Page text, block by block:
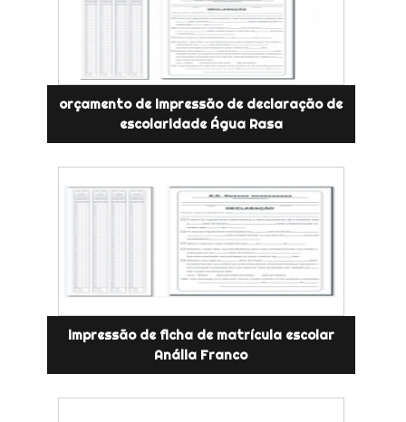
orçamento de impressão de declaração de
escolaridade Água Rasa
impressão de ficha de matrícula escolar
Anália Franco